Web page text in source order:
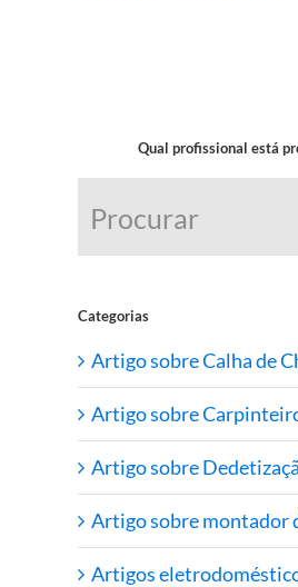
Qual profissional está
Categorias
Artigo sobre Calha de
Artigo sobre
Artigo sobre
Artigo sobre montador
Artigos